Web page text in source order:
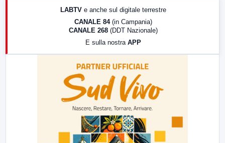
LABTV e anche sul digitale terrestre
CANALE 84 (in Campania)
CANALE 268 (DDT Nazionale)
E sulla nostra APP